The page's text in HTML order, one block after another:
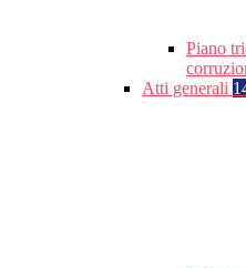
Piano
Atti generali